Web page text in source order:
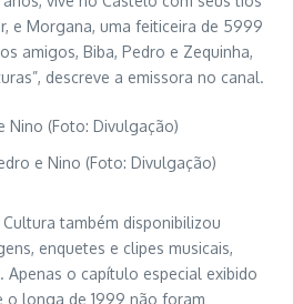
e Morgana, uma feiticeira de 5999
amigos, Biba, Pedro e Zequinha,
descreve a emissora no canal.
e Nino (Foto: Divulgação)
também disponibilizou
enquetes e clipes musicais,
Apenas o capítulo especial exibido
o longa de 1999 não foram